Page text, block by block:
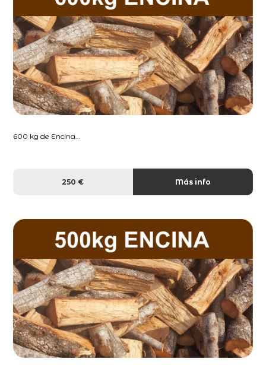
600 kg de Encina...
250 € Más info